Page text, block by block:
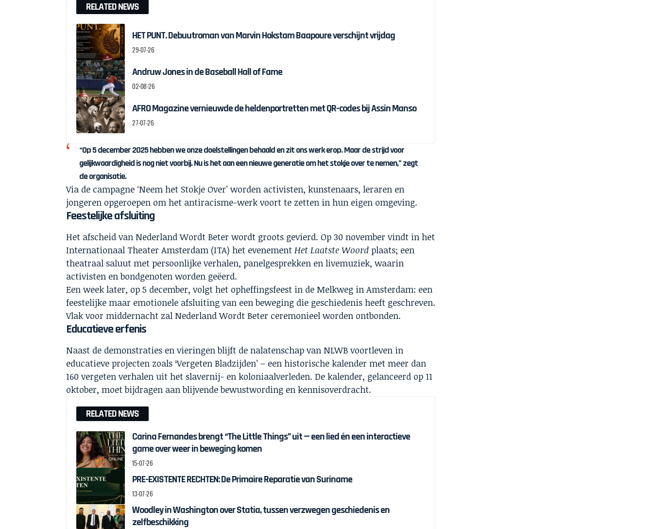
RELATED NEWS
HET PUNT. Debuutroman van Marvin Hokstam Baapoure verschijnt vrijdag
29-07-26
Andruw Jones in de Baseball Hall of Fame
02-08-26
AFRO Magazine vernieuwde de heldenportretten met QR-codes bij Assin Manso
27-07-26
“Op 5 december 2025 hebben we onze doelstellingen behaald en zit ons werk erop. Maar de strijd voor
gelijkwaardigheid is nog niet voorbij. Nu is het aan een nieuwe generatie om het stokje over te nemen,” zegt
de organisatie.
Via de campagne ‘Neem het Stokje Over’ worden activisten, kunstenaars, leraren en
jongeren opgeroepen om het antiracisme-werk voort te zetten in hun eigen omgeving.
Feestelijke afsluiting
Het afscheid van Nederland Wordt Beter wordt groots gevierd. Op 30 november vindt in het
Internationaal Theater Amsterdam (ITA) het evenementHet Laatste Woord plaats; een
theatraal saluut met persoonlijke verhalen, panelgesprekken en livemuziek, waarin
activisten en bondgenoten worden geëerd.
Een week later, op 5 december, volgt het opheffingsfeest in de Melkweg in Amsterdam: een
feestelijke maar emotionele afsluiting van een beweging die geschiedenis heeft geschreven.
Vlak voor middernacht zal Nederland Wordt Beter ceremonieel worden ontbonden.
Educatieve erfenis
Naast de demonstraties en vieringen blijft de nalatenschap van NLWB voortleven in
educatieve projecten zoals ‘Vergeten Bladzijden’ – een historische kalender met meer dan
160 vergeten verhalen uit het slavernij- en koloniaalverleden. De kalender, gelanceerd op 11
oktober, moet bijdragen aan blijvende bewustwording en kennisoverdracht.
RELATED NEWS
Carina Fernandes brengt “The Little Things” uit — een lied én een interactieve
game over weer in beweging komen
15-07-26
PRE-EXISTENTE RECHTEN: De Primaire Reparatie van Suriname
13-07-26
Woodley in Washington over Statia, tussen verzwegen geschiedenis en
zelfbeschikking